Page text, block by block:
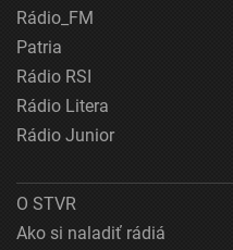
Rádio_FM
Patria
Rádio RSI
Rádio Litera
Rádio Junior
O STVR
Ako si naladiť rádiá